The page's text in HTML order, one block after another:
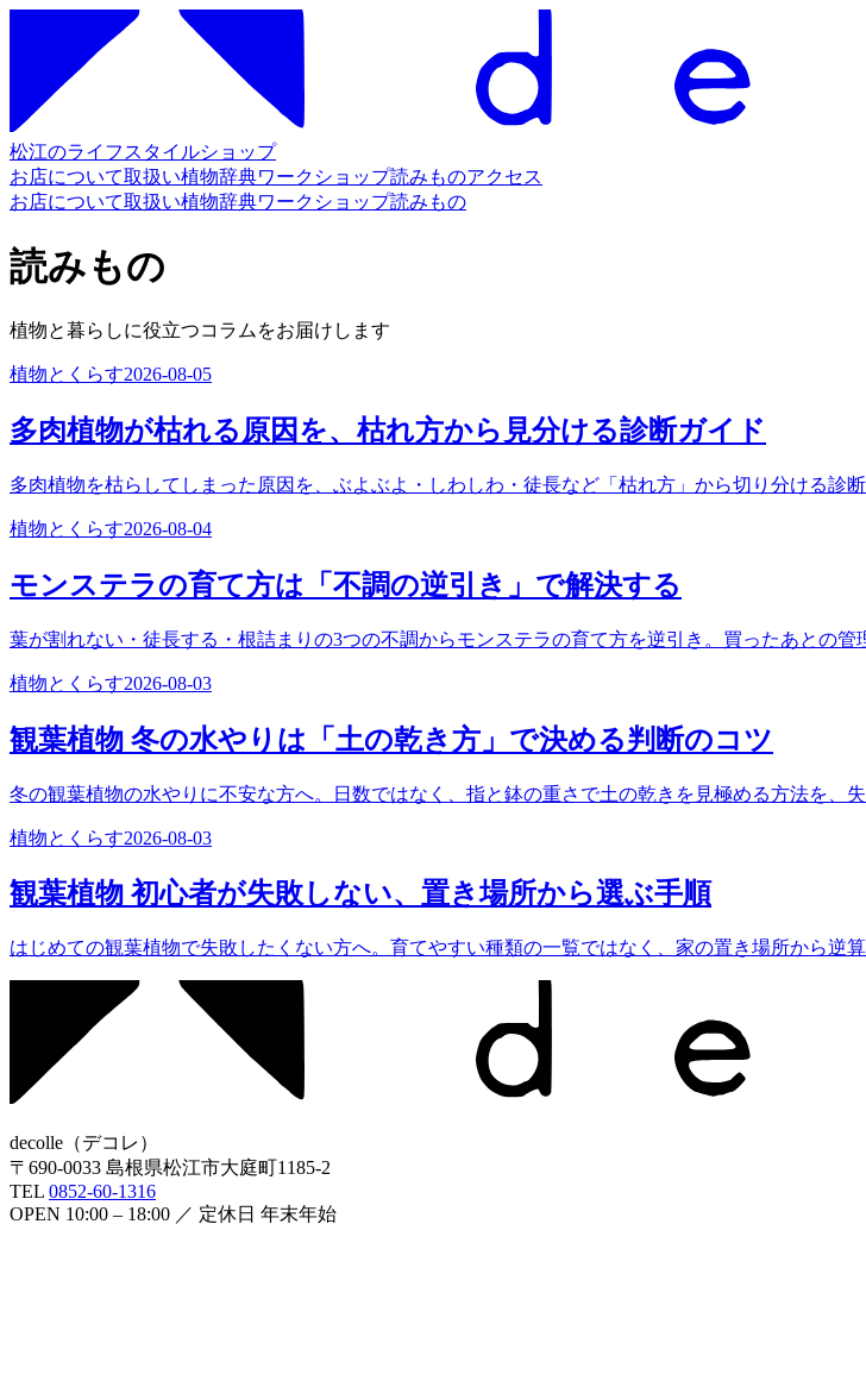
松江のライフスタイルショップ
お店について取扱い植物辞典ワークショップ読みものアクセス
お店について取扱い植物辞典ワークショップ読みもの
読みもの
植物と暮らしに役立つコラムをお届けします
植物とくらす2026-08-05
多肉植物が枯れる原因を、枯れ方から見分ける診断ガイド
多肉植物を枯らしてしまった原因を、ぶよぶよ・しわしわ・徒長など「枯れ方」から切り分ける診
植物とくらす2026-08-04
モンステラの育て方は「不調の逆引き」で解決する
葉が割れない・徒長する・根詰まりの3つの不調からモンステラの育て方を逆引き。買ったあとの管
植物とくらす2026-08-03
観葉植物 冬の水やりは「土の乾き方」で決める判断のコツ
冬の観葉植物の水やりに不安な方へ。日数ではなく、指と鉢の重さで土の乾きを見極める方法を、
植物とくらす2026-08-03
観葉植物 初心者が失敗しない、置き場所から選ぶ手順
はじめての観葉植物で失敗したくない方へ。育てやすい種類の一覧ではなく、家の置き場所から逆
decolle （デコレ ）
〒 690-0033 島根県松江市大庭町1185-2
TEL 0852-60-1316
OPEN 10:00 – 18:00 ／ 定休日 年末年始